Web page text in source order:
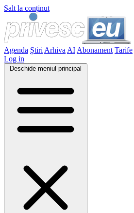
Salt la conținut
Agenda Știri Arhiva AI Abonament Tarife
Log in
Deschide meniul principal